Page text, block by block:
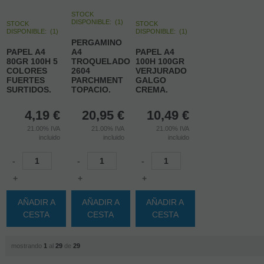
STOCK
DISPONIBLE: (1)
PAPEL A4
80GR 100H 5
COLORES
FUERTES
SURTIDOS.
4,19 €
21.00% IVA
incluido
-
+
AÑADIR A
CESTA
STOCK
DISPONIBLE:
(1)
PERGAMINO
A4
TROQUELADO
2604
PARCHMENT
TOPACIO.
20,95 €
21.00% IVA
incluido
-
+
AÑADIR A
CESTA
STOCK
DISPONIBLE: (1)
PAPEL A4
100H 100GR
VERJURADO
GALGO
CREMA.
10,49 €
21.00% IVA
incluido
-
+
AÑADIR A
CESTA
mostrando 1 al 29de 29